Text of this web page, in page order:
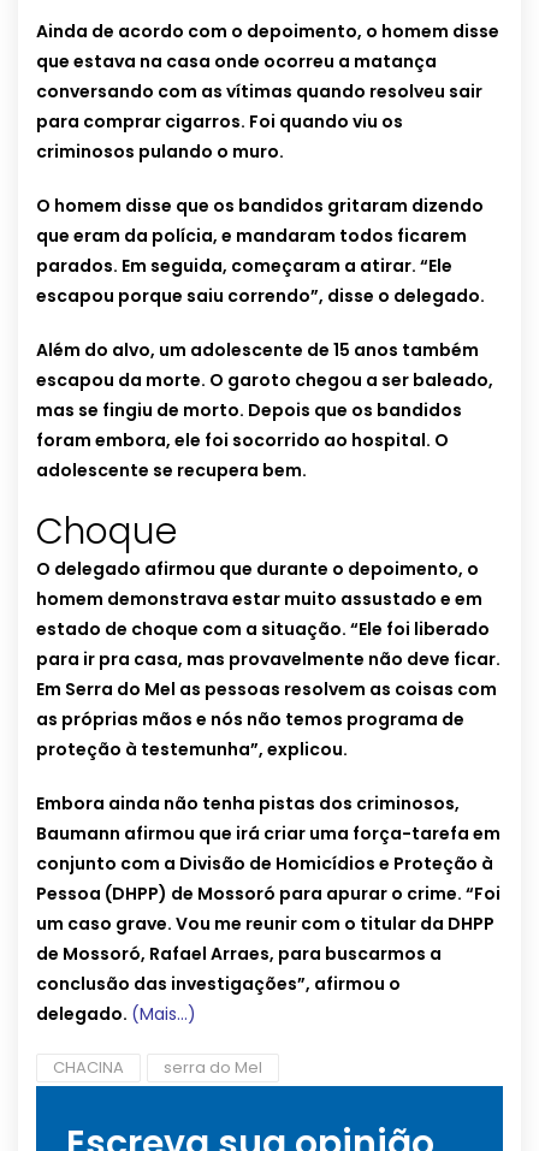
Ainda de acordo com o depoimento, o homem disse
que estava na casa onde ocorreu a matança
conversando com as vítimas quando resolveu sair
para comprar cigarros. Foi quando viu os
criminosos pulando o muro.
O homem disse que os bandidos gritaram dizendo
que eram da polícia, e mandaram todos ficarem
parados. Em seguida, começaram a atirar. “Ele
escapou porque saiu correndo”, disse o delegado.
Além do alvo, um adolescente de 15 anos também
escapou da morte. O garoto chegou a ser baleado,
mas se fingiu de morto. Depois que os bandidos
foram embora, ele foi socorrido ao hospital. O
adolescente se recupera bem.
Choque
O delegado afirmou que durante o depoimento, o
homem demonstrava estar muito assustado e em
estado de choque com a situação. “Ele foi liberado
para ir pra casa, mas provavelmente não deve ficar.
Em Serra do Mel as pessoas resolvem as coisas com
as próprias mãos e nós não temos programa de
proteção à testemunha”, explicou.
Embora ainda não tenha pistas dos criminosos,
Baumann afirmou que irá criar uma força-tarefa em
conjunto com a Divisão de Homicídios e Proteção à
Pessoa (DHPP) de Mossoró para apurar o crime. “Foi
um caso grave. Vou me reunir com o titular da DHPP
de Mossoró, Rafael Arraes, para buscarmos a
conclusão das investigações”, afirmou o
delegado. (Mais…)
CHACINA serra do Mel